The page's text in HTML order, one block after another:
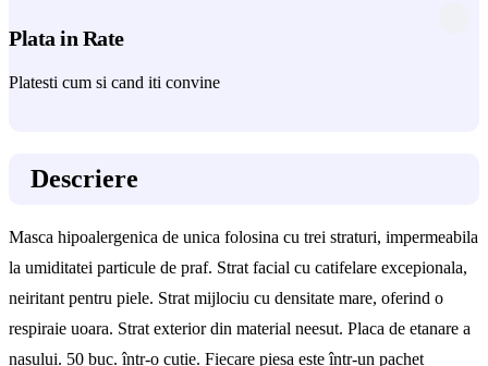
Plata in Rate
Platesti cum si cand iti convine
Descriere
Masca hipoalergenica de unica folosina cu trei straturi, impermeabila
la umiditatei particule de praf. Strat facial cu catifelare excepionala,
neiritant pentru piele. Strat mijlociu cu densitate mare, oferind o
respiraie uoara. Strat exterior din material neesut. Placa de etanare a
nasului. 50 buc. într-o cutie. Fiecare piesa este într-un pachet